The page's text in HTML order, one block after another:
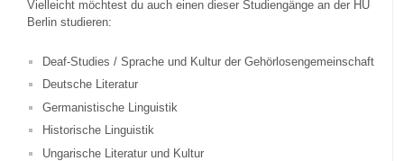
Vielleicht möchtest du auch einen dieser Studiengänge an der HU
Berlin studieren:
Deaf-Studies / Sprache und Kultur der Gehörlosengemeinschaft
Deutsche Literatur
Germanistische Linguistik
Historische Linguistik
Ungarische Literatur und Kultur